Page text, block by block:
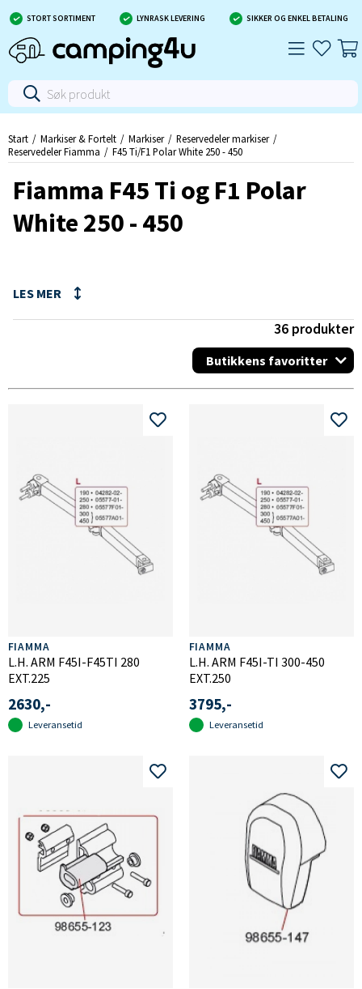
STORT SORTIMENT LYNRASK LEVERING SIKKER OG ENKEL BETALING
Start Markiser & Fortelt Markiser
Reservedeler markiser
Reservedeler Fiamma
F45 Ti/F1 Polar White 250 - 450
Fiamma F45 Ti og F1 Polar
White 250 - 450
36 produkter
Butikkens favoritter
FIAMMA
L.H. ARM F45I-F45TI 280
EXT.225
2630,-
Leveransetid
FIAMMA
L.H. ARM F45I-TI 300-450
EXT.250
3795,-
Leveransetid